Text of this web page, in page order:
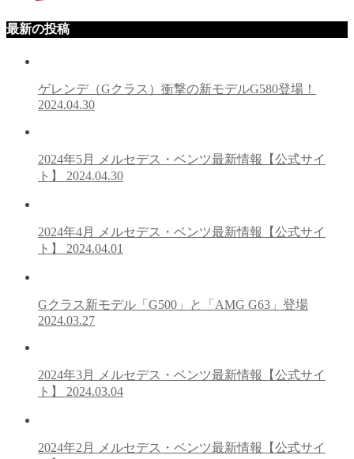
最新の投稿
ゲレンデ（Gクラス）衝撃の新モデルG580登場！
2024.04.30
2024年5月 メルセデス・ベンツ最新情報【公式サイ
ト】 2024.04.30
2024年4月 メルセデス・ベンツ最新情報【公式サイ
ト】 2024.04.01
Gクラス新モデル「G500」と「AMG G63」登場
2024.03.27
2024年3月 メルセデス・ベンツ最新情報【公式サイ
ト】 2024.03.04
2024年2月 メルセデス・ベンツ最新情報【公式サイ